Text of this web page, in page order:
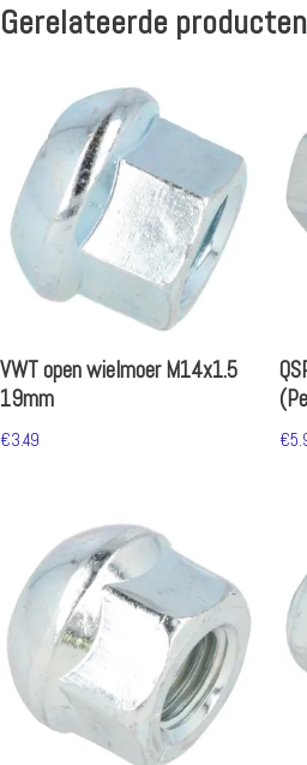
Gerelateerde producten
VWT open wielmoer M14x1.5
19mm
€3.49 €